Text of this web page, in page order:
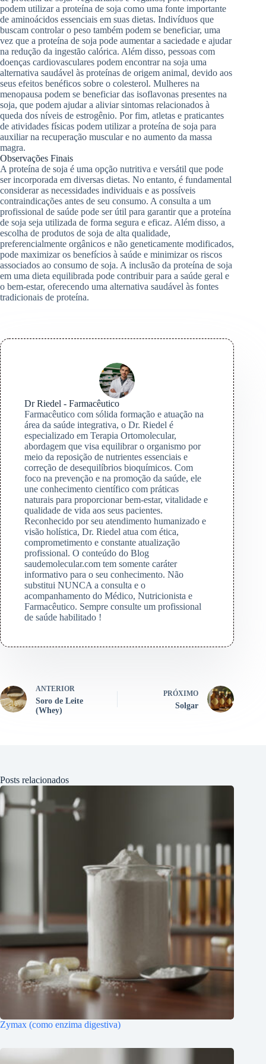
podem utilizar a proteína de soja como uma fonte importante
de aminoácidos essenciais em suas dietas. Indivíduos que
buscam controlar o peso também podem se beneficiar, uma
vez que a proteína de soja pode aumentar a saciedade e ajudar
na redução da ingestão calórica. Além disso, pessoas com
doenças cardiovasculares podem encontrar na soja uma
alternativa saudável às proteínas de origem animal, devido aos
seus efeitos benéficos sobre o colesterol. Mulheres na
menopausa podem se beneficiar das isoflavonas presentes na
soja, que podem ajudar a aliviar sintomas relacionados à
queda dos níveis de estrogênio. Por fim, atletas e praticantes
de atividades físicas podem utilizar a proteína de soja para
auxiliar na recuperação muscular e no aumento da massa
magra.
Observações Finais
A proteína de soja é uma opção nutritiva e versátil que pode
ser incorporada em diversas dietas. No entanto, é fundamental
considerar as necessidades individuais e as possíveis
contraindicações antes de seu consumo. A consulta a um
profissional de saúde pode ser útil para garantir que a proteína
de soja seja utilizada de forma segura e eficaz. Além disso, a
escolha de produtos de soja de alta qualidade,
preferencialmente orgânicos e não geneticamente modificados,
pode maximizar os benefícios à saúde e minimizar os riscos
associados ao consumo de soja. A inclusão da proteína de soja
em uma dieta equilibrada pode contribuir para a saúde geral e
o bem-estar, oferecendo uma alternativa saudável às fontes
tradicionais de proteína.
Dr Riedel - Farmacêutico
Farmacêutico com sólida formação e atuação na
área da saúde integrativa, o Dr. Riedel é
especializado em Terapia Ortomolecular,
abordagem que visa equilibrar o organismo por
meio da reposição de nutrientes essenciais e
correção de desequilíbrios bioquímicos. Com
foco na prevenção e na promoção da saúde, ele
une conhecimento científico com práticas
naturais para proporcionar bem-estar, vitalidade e
qualidade de vida aos seus pacientes.
Reconhecido por seu atendimento humanizado e
visão holística, Dr. Riedel atua com ética,
comprometimento e constante atualização
profissional. O conteúdo do Blog
saudemolecular.com tem somente caráter
informativo para o seu conhecimento. Não
substitui NUNCA a consulta e o
acompanhamento do Médico, Nutricionista e
Farmacêutico. Sempre consulte um profissional
de saúde habilitado !
ANTERIOR
Soro de Leite
(Whey)
PRÓXIMO
Solgar
Posts relacionados
Zymax (como enzima digestiva)